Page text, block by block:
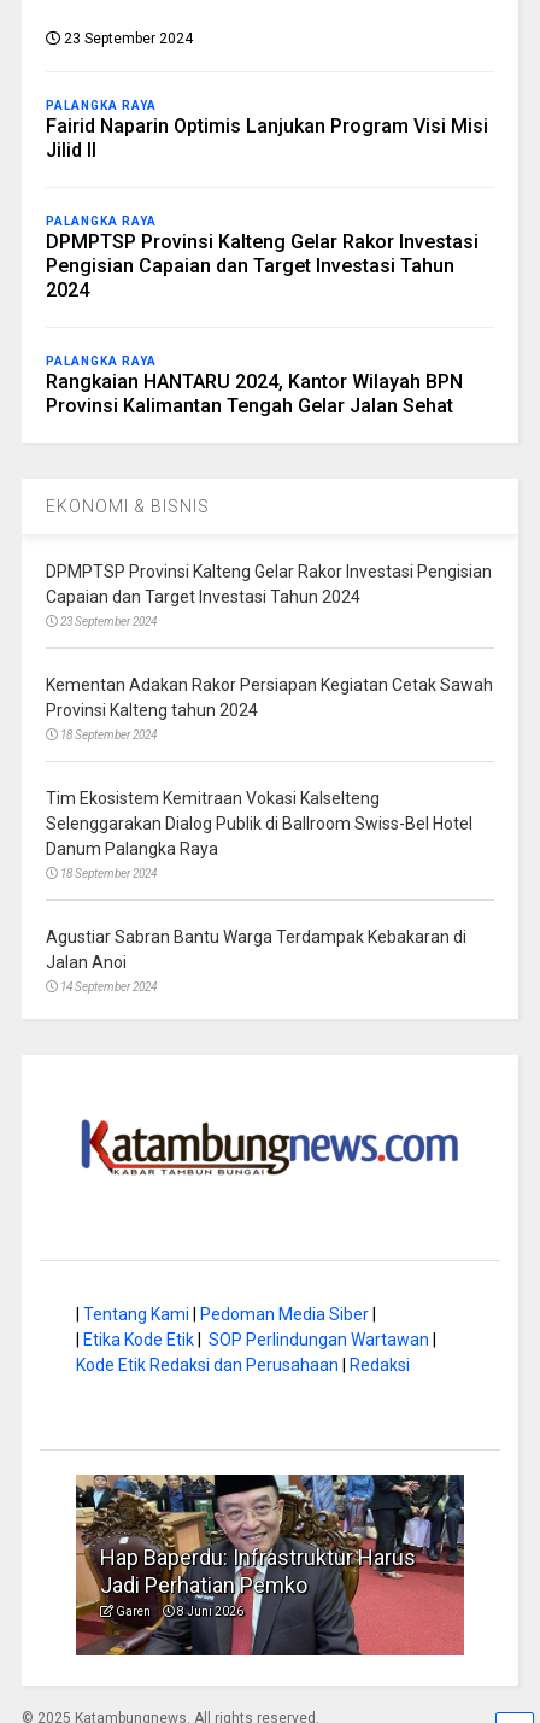
23 September 2024
PALANGKA RAYA
Fairid Naparin Optimis Lanjukan Program Visi Misi
Jilid II
PALANGKA RAYA
DPMPTSP Provinsi Kalteng Gelar Rakor Investasi
Pengisian Capaian dan Target Investasi Tahun
2024
PALANGKA RAYA
Rangkaian HANTARU 2024, Kantor Wilayah BPN
Provinsi Kalimantan Tengah Gelar Jalan Sehat
EKONOMI & BISNIS
DPMPTSP Provinsi Kalteng Gelar Rakor Investasi Pengisian
Capaian dan Target Investasi Tahun 2024
23 September 2024
Kementan Adakan Rakor Persiapan Kegiatan Cetak Sawah
Provinsi Kalteng tahun 2024
18 September 2024
Tim Ekosistem Kemitraan Vokasi Kalselteng
Selenggarakan Dialog Publik di Ballroom Swiss-Bel Hotel
Danum Palangka Raya
18 September 2024
Agustiar Sabran Bantu Warga Terdampak Kebakaran di
Jalan Anoi
14 September 2024
Tentang Kami Pedoman Media Siber|
Etika Kode Etik| SOP Perlindungan Wartawan
Kode Etik Redaksi dan Perusahaan
Redaksi
Hap Baperdu: Infrastruktur Harus
Jadi Perhatian Pemko
Garen 8 Juni 2026
© 2025 Katambungnews. All rights reserved.